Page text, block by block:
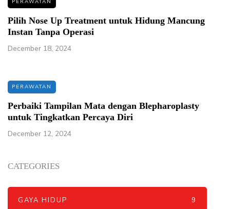
PERAWATAN
Pilih Nose Up Treatment untuk Hidung Mancung
Instan Tanpa Operasi
December 18, 2024
PERAWATAN
Perbaiki Tampilan Mata dengan Blepharoplasty
untuk Tingkatkan Percaya Diri
December 12, 2024
CATEGORIES
GAYA HIDUP 9